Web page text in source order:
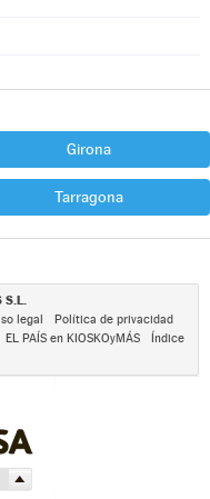
Girona
Tarragona
S.L.
legal
Política de privacidad
EL PAÍS en KIOSKOyMÁS
Índice